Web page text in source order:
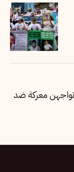
تواجهن معركة ضد